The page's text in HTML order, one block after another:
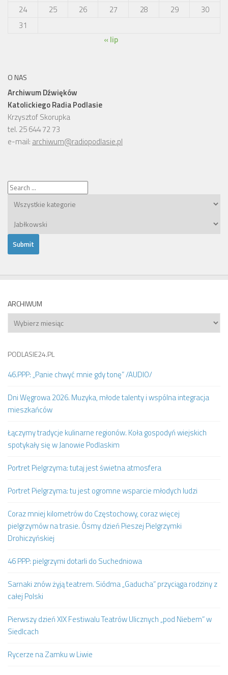
24
25 26 27 28 29
30
31
« lip
O NAS
Archiwum Dźwięków
Katolickiego Radia Podlasie
Krzysztof Skorupka
tel. 25 644 72 73
e-mail: archiwum@radiopodlasie.pl
ARCHIWUM
Archiwum
PODLASIE24.PL
46.PPP: „Panie chwyć mnie gdy tonę” /AUDIO/
Dni Węgrowa 2026. Muzyka, młode talenty i wspólna integracja
mieszkańców
Łączymy tradycje kulinarne regionów. Koła gospodyń wiejskich
spotykały się w Janowie Podlaskim
Portret Pielgrzyma: tutaj jest świetna atmosfera
Portret Pielgrzyma: tu jest ogromne wsparcie młodych ludzi
Coraz mniej kilometrów do Częstochowy, coraz więcej
pielgrzymów na trasie. Ósmy dzień Pieszej Pielgrzymki
Drohiczyńskiej
46 PPP: pielgrzymi dotarli do Suchedniowa
Sarnaki znów żyją teatrem. Siódma „Gaducha” przyciąga rodziny z
całej Polski
Pierwszy dzień XIX Festiwalu Teatrów Ulicznych „pod Niebem” w
Siedlcach
Rycerze na Zamku w Liwie